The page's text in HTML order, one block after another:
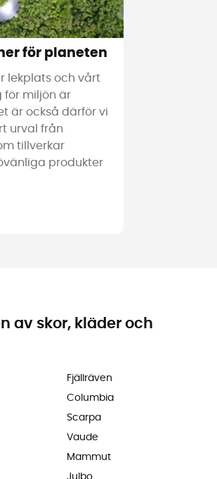
för planeten
lekplats och vårt
för miljön är
är också därför vi
urval från
tillverkar
produkter
av skor, kläder och
Fjällräven
Columbia
Scarpa
Vaude
Mammut
Julbo